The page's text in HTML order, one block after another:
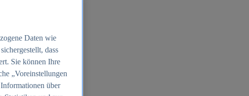
Daten wie
dass
Sie können Ihre
„Voreinstellungen
über